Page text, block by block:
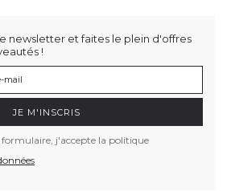
newsletter et faites le plein d'offres
!
JE M'INSCRIS
j'accepte la politique